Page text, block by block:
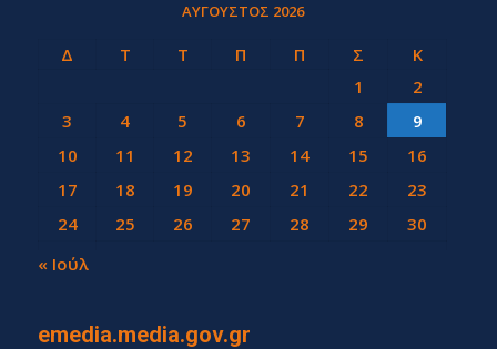
ΑΎΓΟΥΣΤΟΣ 2026
Δ Τ Τ Π Π Σ
Κ
1
2
3
4 5 6 7 8
9
10
11 12 13 14 15
16
17
18 19 20 21 22
23
24
25 26 27 28 29
30
31
« Ιούλ
emedia.media.gov.gr